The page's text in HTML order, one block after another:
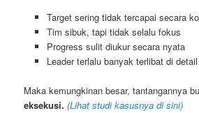
Target sering tidak tercapai secara
Tim sibuk, tapi tidak selalu fokus
Progress sulit diukur secara nyata
Leader terlalu banyak terlibat di detail
Maka kemungkinan besar, tantangannya
eksekusi. (Lihat studi kasusnya di sini)